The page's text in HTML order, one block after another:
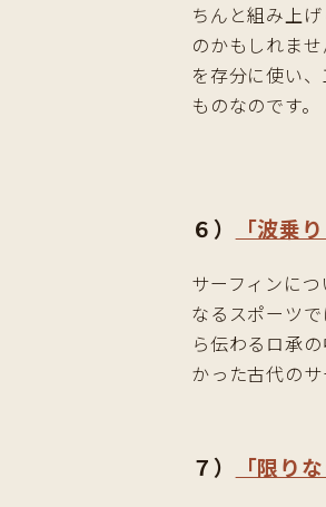
ちんと組み上
のかもしれま
を存分に使い
ものなのです。
６） 「波乗
サーフィンに
なるスポーツ
ら伝わるロ承
かった古代のサ
７） 「限り